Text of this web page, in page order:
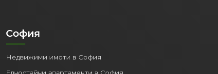
София
Недвижими имоти в София